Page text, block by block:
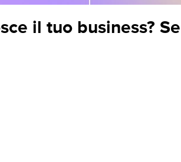
il tuo business?